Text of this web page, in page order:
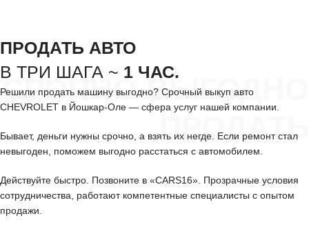
СРОЧНО ВЫГОДНО
ПРОДАТЬ
ПРОДАТЬ АВТО
В ТРИ ШАГА ~ 1 ЧАС.
Решили продать машину выгодно? Срочный выкуп авто
CHEVROLET в Йошкар-Оле — сфера услуг нашей компании.
Бывает, деньги нужны срочно, а взять их негде. Если ремонт стал
невыгоден, поможем выгодно расстаться с автомобилем.
Действуйте быстро. Позвоните в «CARS16». Прозрачные условия
сотрудничества, работают компетентные специалисты с опытом
продажи.